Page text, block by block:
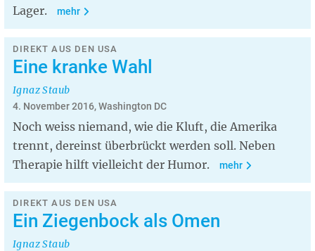
Lager.
mehr
DIREKT AUS DEN USA
Eine kranke Wahl
Ignaz Staub
4. November 2016, Washington DC
Noch weiss niemand, wie die Kluft, die Amerika
trennt, dereinst überbrückt werden soll. Neben
Therapie hilft vielleicht der Humor.
mehr
DIREKT AUS DEN USA
Ein Ziegenbock als Omen
Ignaz Staub